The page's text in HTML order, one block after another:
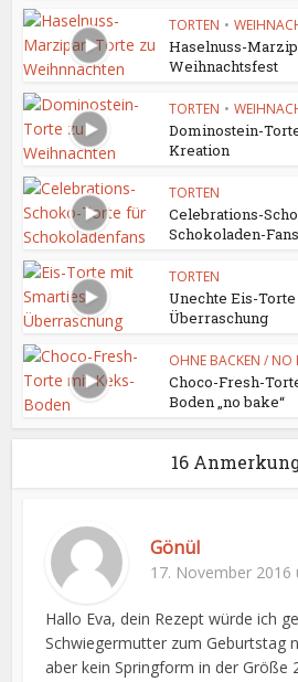
TORTEN •
Haselnuss-
Weihnachtsfest
TORTEN •
Dominostein-
Kreation
TORTEN
Celebrations-
Schokoladen-Fans
TORTEN
Unechte Eis-
Überraschung
OHNE BACKEN / NO
Choco-Fresh-
Boden „no bake“
16
Gönül
17. November 2016
Hallo Eva, dein Rezept würde ich
Schwiegermutter zum Geburtstag
aber kein Springform in der Größe